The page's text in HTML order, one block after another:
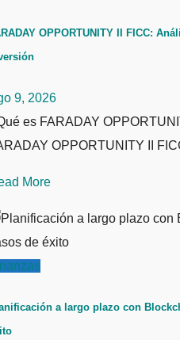
OPPORTUNITY II FICC:
9, 2026
es FARADAY
OPPORTUNITY II
More
a largo plazo con